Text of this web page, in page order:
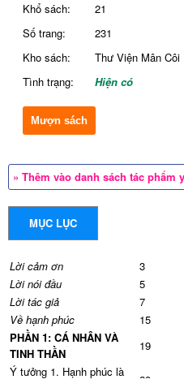
Khổ sách:
21
Số trang:
231
Kho sách:
Thư Viện Mân Côi
Tình trạng:
Hiện có
Mượn sách
» Thêm vào danh sách tác phẩm
MỤC LỤC
Lời cảm ơn
3
Lời nói đầu
5
Lời tác giả
7
Về hạnh phúc
15
PHẦN 1: CÁ NHÂN VÀ
TINH THẦN
19
Ý tưởng 1. Hạnh phúc là
20